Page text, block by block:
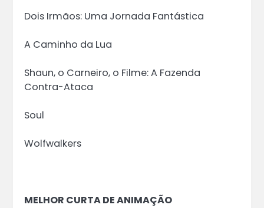
Dois Irmãos: Uma Jornada Fantástica
A Caminho da Lua
Shaun, o Carneiro, o Filme: A Fazenda
Contra-Ataca
Soul
Wolfwalkers
MELHOR CURTA DE ANIMAÇÃO